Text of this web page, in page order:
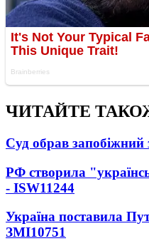
ЧИТАЙТЕ
Суд обрав запобіжний
РФ створила
- ISW11244
Україна поставила
ЗМІ10751